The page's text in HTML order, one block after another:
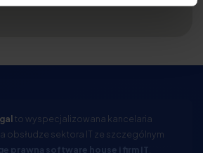
to wyspecjalizowana kancelaria
obsłudze sektora IT ze szczególnym
prawną software house i firm IT,